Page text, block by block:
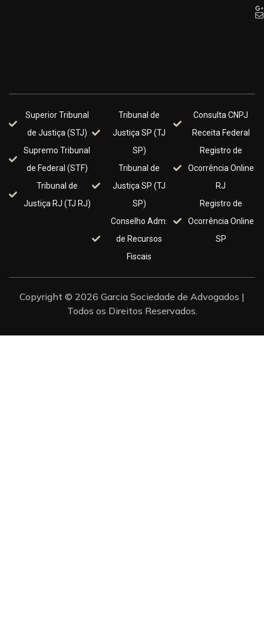
Superior Tribunal
de Justiça (STJ)
Supremo Tribunal
de Federal (STF)
Tribunal de
Justiça RJ (TJ RJ)
Tribunal de
Justiça SP (TJ
SP)
Tribunal de
Justiça SP (TJ
SP)
Conselho Adm.
de Recursos
Fiscais
Consulta CNPJ
Receita Federal
Registro de
Ocorrência Online
RJ
Registro de
Ocorrência Online
SP
Copyright © 2026 Garcia Sociedade de Advogados |
Todos os Direitos Reservados.